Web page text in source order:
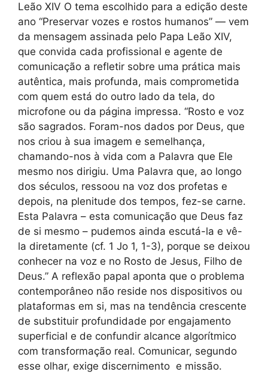
Leão XIV O tema escolhido para a edição deste
ano “Preservar vozes e rostos humanos” — vem
da mensagem assinada pelo Papa Leão XIV,
que convida cada profissional e agente de
comunicação a refletir sobre uma prática mais
autêntica, mais profunda, mais comprometida
com quem está do outro lado da tela, do
microfone ou da página impressa. “Rosto e voz
são sagrados. Foram-nos dados por Deus, que
nos criou à sua imagem e semelhança,
chamando-nos à vida com a Palavra que Ele
mesmo nos dirigiu. Uma Palavra que, ao longo
dos séculos, ressoou na voz dos profetas e
depois, na plenitude dos tempos, fez-se carne.
Esta Palavra – esta comunicação que Deus faz
de si mesmo – pudemos ainda escutá-la e vê-
la diretamente (cf. 1 Jo 1, 1-3), porque se deixou
conhecer na voz e no Rosto de Jesus, Filho de
Deus.” A reflexão papal aponta que o problema
contemporâneo não reside nos dispositivos ou
plataformas em si, mas na tendência crescente
de substituir profundidade por engajamento
superficial e de confundir alcance algorítmico
com transformação real. Comunicar, segundo
esse olhar, exige discernimento e missão.